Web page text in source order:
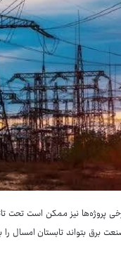
پروژه‌ها نیز ممکن است
وزارت نیرو امیدوار است اجرای ۱۴ مگاپروژه